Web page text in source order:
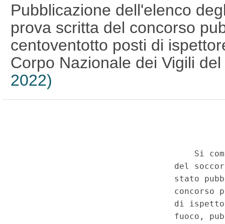
Pubblicazione dell'elenco
prova scritta del concorso
centoventotto posti di
Corpo Nazionale dei Vigili
2022)